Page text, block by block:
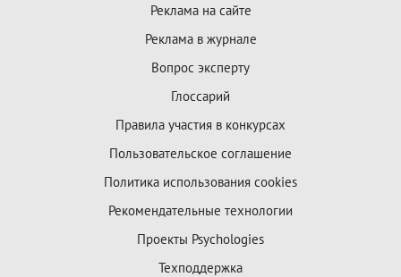
Реклама на сайте
Реклама в журнале
Вопрос эксперту
Глоссарий
Правила участия в конкурсах
Пользовательское соглашение
Политика использования cookies
Рекомендательные технологии
Проекты Psychologies
Техподдержка